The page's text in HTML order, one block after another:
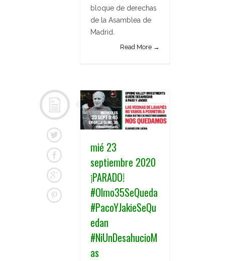
bloque de derechas
de la Asamblea de
Madrid.
Read More →
mié 23
septiembre 2020
¡PARADO!
#Olmo35SeQueda
#PacoYJakieSeQu
edan
#NiUnDesahucioM
as